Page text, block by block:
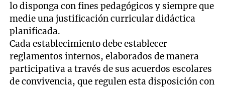
lo disponga con fines pedagógicos y siempre que
medie una justificación curricular didáctica
planificada.
Cada establecimiento debe establecer
reglamentos internos, elaborados de manera
participativa a través de sus acuerdos escolares
de convivencia, que regulen esta disposición con